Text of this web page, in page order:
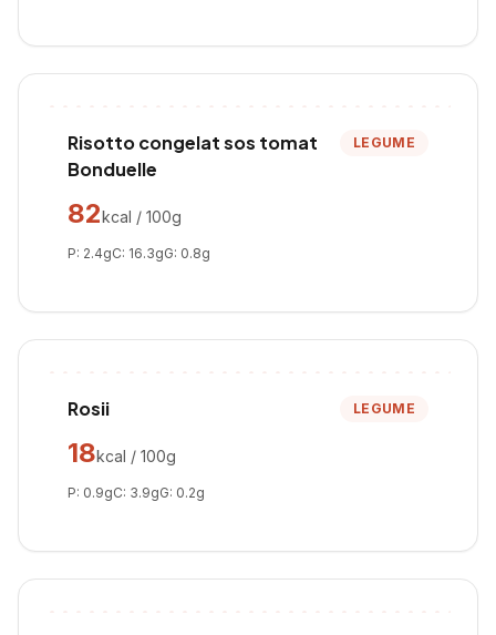
Risotto congelat sos tomat
Bonduelle
LEGUME
82kcal / 100g
P: 2.4gC: 16.3gG: 0.8g
Rosii LEGUME
18kcal / 100g
P: 0.9gC: 3.9gG: 0.2g